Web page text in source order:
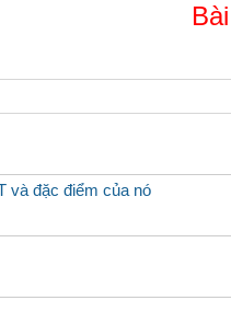
và đặc điểm của nó